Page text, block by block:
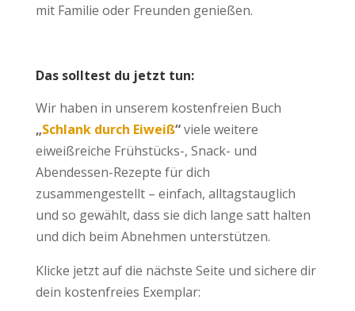
mit Familie oder Freunden genießen.
Das solltest du jetzt tun:
Wir haben in unserem kostenfreien Buch
„Schlank durch Eiweiß“viele weitere
eiweißreiche Frühstücks-, Snack- und
Abendessen-Rezepte für dich
zusammengestellt – einfach, alltagstauglich
und so gewählt, dass sie dich lange satt halten
und dich beim Abnehmen unterstützen.
Klicke jetzt auf die nächste Seite und sichere dir
dein kostenfreies Exemplar: